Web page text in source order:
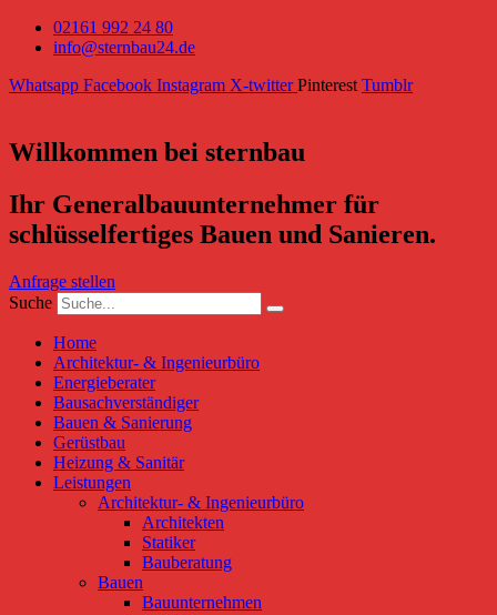
02161 992 24 80
info@sternbau24.de
Whatsapp Facebook Instagram X-twitter Pinterest Tumblr
Willkommen bei sternbau
Ihr Generalbauunternehmer für
schlüsselfertiges Bauen und Sanieren.
Anfrage stellen
Suche
Home
Architektur- & Ingenieurbüro
Energieberater
Bausachverständiger
Bauen & Sanierung
Gerüstbau
Heizung & Sanitär
Leistungen
Architektur- & Ingenieurbüro
Architekten
Statiker
Bauberatung
Bauen
Bauunternehmen